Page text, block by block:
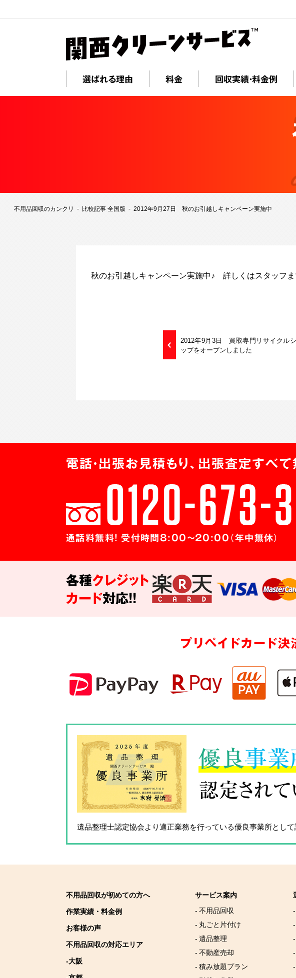
選ばれる理由 料金 回収実績・料金例
不用品回収のカンクリ 比較記事 全国版 2012年9月27日 秋のお引越しキャンペーン実施中
秋のお引越しキャンペーン実施中♪ 詳しくはスタッフ
2012年9月3日 買取専門リサイクル
ップをオープンしました
電話・出張お見積もり、出張査定すべ
通話料無料! 受付時間8:00～20:00（年中無休）
各種クレジット
カード対応!!
プリペイドカード決
優良事業
認定されて
遺品整理士認定協会より適正業務を行っている優良事業所として
不用品回収が初めての方へ
作業実績・料金例
お客様の声
不用品回収の対応エリア
-大阪
サービス案内
- 不用品回収
- 丸ごと片付け
- 遺品整理
- 不動産売却
- 積み放題プラン